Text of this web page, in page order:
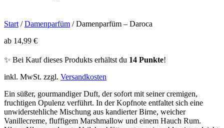
Start /Damenparfüm / Damenparfüm – Daroca
ab 14,99 €
✨ Bei Kauf dieses Produkts erhältst du 14 Punkte!
inkl. MwSt. zzgl. Versandkosten
Ein süßer, gourmandiger Duft, der sofort mit seiner cremigen,
fruchtigen Opulenz verführt. In der Kopfnote entfaltet sich eine
unwiderstehliche Mischung aus kandierter Birne, weicher
Vanillecreme, fluffigem Marshmallow und einem Hauch Rum.